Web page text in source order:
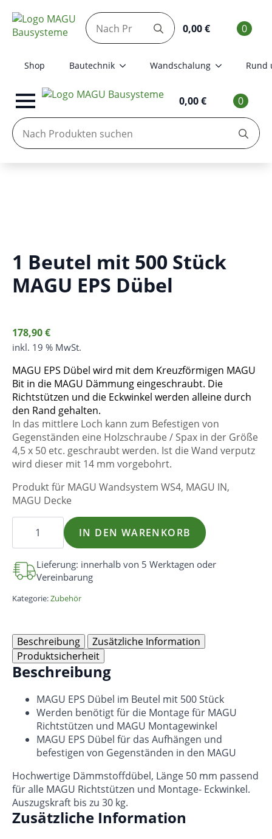
Search
for:0,00€ 0
Shop Bautechnik Wandschalung Rund
0,00€
0
1 Beutel mit 500 Stück
MAGU EPS Dübel
178,90€
inkl. 19 % MwSt.
MAGU EPS Dübel wird mit dem Kreuzförmigen MAGU
Bit in die MAGU Dämmung eingeschraubt. Die
Richtstützen und die Eckwinkel werden alleine durch
den Rand gehalten.
In das mittlere Loch kann zum Befestigen von
Gegenständen eine Holzschraube / Spax in der Größe
4,5 x 50 etc. geschraubt werden. Ist die Wand verputz
wird dieser mit 14 mm vorgebohrt.
Produkt für MAGU Wandsystem WS4, MAGU IN,
MAGU Decke
1
Beutel
500
Stück
MAGU
EPS
Menge
IN DEN WARENKORB
Lieferung: innerhalb von 5 Werktagen oder
Vereinbarung
Kategorie:Zubehör
Beschreibung
Zusätzliche Information
Produktsicherheit
Beschreibung
MAGU EPS Dübel im Beutel mit 500 Stück
Werden benötigt für die Montage für MAGU
Richtstützen und MAGU Montagewinkel
MAGU EPS Dübel für das Aufhängen und
befestigen von Gegenständen in den MAGU
Hochwertige Dämmstoﬀdübel, Länge 50 mm passend
für alle MAGU Richtstützen und Montage- Eckwinkel.
Auszugskraft bis zu 30 kg.
Zusätzliche Information